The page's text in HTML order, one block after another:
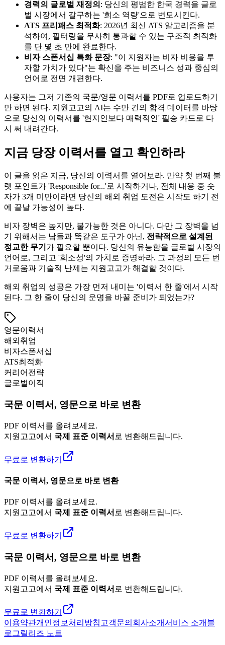
경력의 글로벌 재정의 : 당신의 평범한 한국 경력을 글로
벌 시장에서 갈구하는 '희소 역량'으로 변모시킨다.
ATS 프리패스 최적화: 2026년 최신 ATS 알고리즘을 분
석하여, 필터링을 무사히 통과할 수 있는 구조적 최적화
를 단 몇 초 만에 완료한다.
비자 스폰서십 특화 문장: "이 지원자는 비자 비용을 투
자할 가치가 있다"는 확신을 주는 비즈니스 성과 중심의
언어로 전면 개편한다.
사용자는 그저 기존의 국문/영문 이력서를 PDF로 업로드하기
만 하면 된다. 지원고고의 AI는 수만 건의 합격 데이터를 바탕
으로 당신의 이력서를 '현지인보다 매력적인' 필승 카드로 다
시 써 내려간다.
지금 당장 이력서를 열고 확인하라
이 글을 읽은 지금, 당신의 이력서를 열어보라. 만약 첫 번째 불
렛 포인트가 'Responsible for...'로 시작하거나, 전체 내용 중 숫
자가 3개 미만이라면 당신의 해외 취업 도전은 시작도 하기 전
에 끝날 가능성이 높다.
비자 장벽은 높지만, 불가능한 것은 아니다. 다만 그 장벽을 넘
기 위해서는 남들과 똑같은 도구가 아닌, ​ 전략적으로 설계된
정교한 무기 가 필요할 뿐이다. 당신의 유능함을 글로벌 시장의
언어로, 그리고 '희소성'의 가치로 증명하라. 그 과정의 모든 번
거로움과 기술적 난제는 지원고고가 해결할 것이다.
해외 취업의 성공은 가장 먼저 내미는 '이력서 한 줄'에서 시작
된다. 그 한 줄이 당신의 운명을 바꿀 준비가 되었는가?
영문이력서
해외취업
비자스폰서십
ATS최적화
커리어전략
글로벌이직
국문 이력서, 영문으로 바로 변환
PDF 이력서를 올려보세요.
지원고고에서 국제 표준 이력서 로 변환해드립니다.
무료로 변환하기
국문 이력서, 영문으로 바로 변환
PDF 이력서를 올려보세요.
지원고고에서 국제 표준 이력서 로 변환해드립니다.
무료로 변환하기
국문 이력서, 영문으로 바로 변환
PDF 이력서를 올려보세요.
지원고고에서 국제 표준 이력서 로 변환해드립니다.
무료로 변환하기
이용약관개인정보처리방침 고객문의 회사소개서비스 소개 블
로그 릴리즈 노트